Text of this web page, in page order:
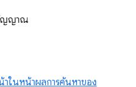
ญญาณ
ในหน้าผลการค้นหาของ